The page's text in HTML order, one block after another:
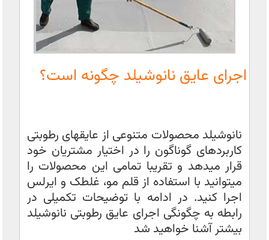
اجرای عایق نانوشیلد چگونه است؟
نانوشیلد محصولات متنوعی از عایقهای رطوبتی
کاربردهای گوناگون را در اختیار مشتریان خود
قرار میدهد و تقریبا تمامی این محصولات را
میتوانید با استفاده از قلم مو، غلطک و ایرلس
اجرا کنید. در ادامه با توضیحات تکمیلی در
رابطه به چگونگی اجرای عایق رطوبتی نانوشیلد
بیشتر آشنا خواهید شد